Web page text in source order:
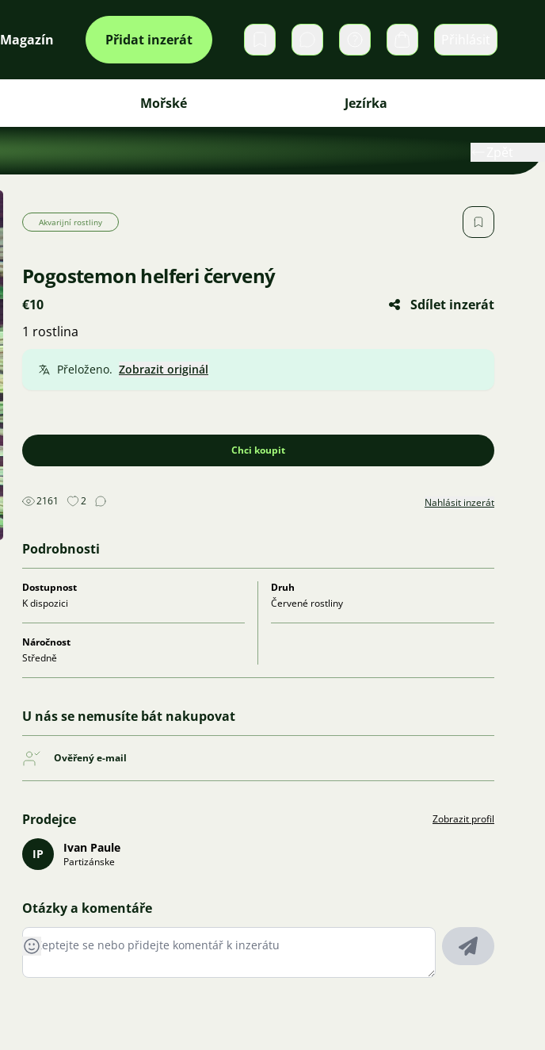
Magazín Přidat inzerát Soukromé zprávy Košík
Mořské Jezírka
Akvarijní rostliny
Pogostemon helferi červený
€10
Sdílet inzerát
1 rostlina
Přeloženo. Zobrazit originál
Chci koupit
2161 2 Nahlásit inzerát
Podrobnosti
Dostupnost
K dispozici
Druh
Červené rostliny
Náročnost
Středně
U nás se nemusíte bát nakupovat
Ověřený e-mail
Prodejce Zobrazit profil
IP Ivan Paule
Partizánske
Otázky a komentáře